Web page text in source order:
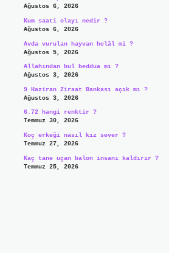
Ağustos 6, 2026
Kum saati olayı nedir ?
Ağustos 6, 2026
Avda vurulan hayvan helâl mi ?
Ağustos 5, 2026
Allahından bul beddua mı ?
Ağustos 3, 2026
9 Haziran Ziraat Bankası açık mı ?
Ağustos 3, 2026
6.72 hangi renktir ?
Temmuz 30, 2026
Koç erkeği nasıl kız sever ?
Temmuz 27, 2026
Kaç tane uçan balon insanı kaldırır ?
Temmuz 25, 2026